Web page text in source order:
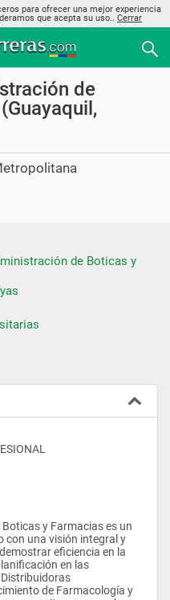
para ofrecer una mejor experiencia
que acepta su uso.. Cerrar
de
de Boticas y
y Farmacias es un
con una visión integral y
eficiencia en la
en las
de Farmacología y